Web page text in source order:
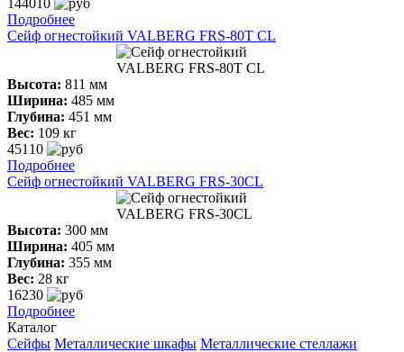
144010
Подробнее
Сейф огнестойкий VALBERG FRS-80T CL
Высота: 811 мм
Ширина: 485 мм
Глубина: 451 мм
Вес: 109 кг
45110
Подробнее
Сейф огнестойкий VALBERG FRS-30CL
Высота: 300 мм
Ширина: 405 мм
Глубина: 355 мм
Вес: 28 кг
16230
Подробнее
Каталог
Сейфы Металлические шкафы Металлические стеллажи